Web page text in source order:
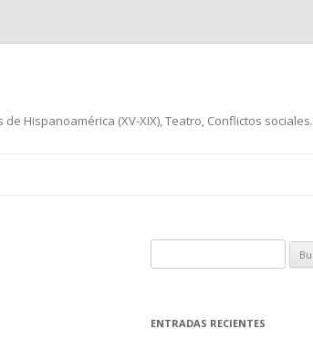
Hispanoamérica (XV-XIX), Teatro, Conflictos sociales.
u
c
ENTRADAS RECIENTES